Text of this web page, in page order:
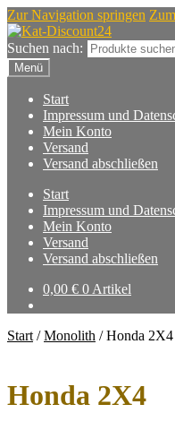
Zur Navigation springen
Suchen nach:
Menü
Start
Impressum und
Mein Konto
Versand
Versand abschließen
Start
Impressum und
Mein Konto
Versand
Versand abschließen
0,00 € 0 Artikel
Start /Monolith /Honda 2X4
Honda 2X4